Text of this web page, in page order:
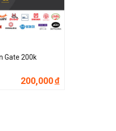
Gate 200k
200,000đ